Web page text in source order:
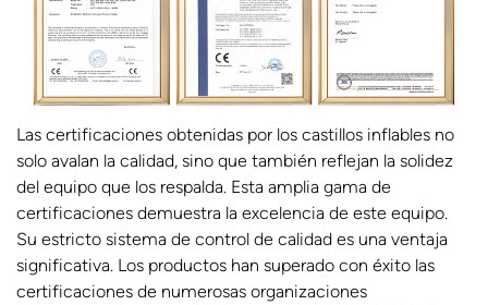
Las certificaciones obtenidas por los castillos inflables no
solo avalan la calidad, sino que también reflejan la solidez
del equipo que los respalda. Esta amplia gama de
certificaciones demuestra la excelencia de este equipo.
Su estricto sistema de control de calidad es una ventaja
significativa. Los productos han superado con éxito las
certificaciones de numerosas organizaciones